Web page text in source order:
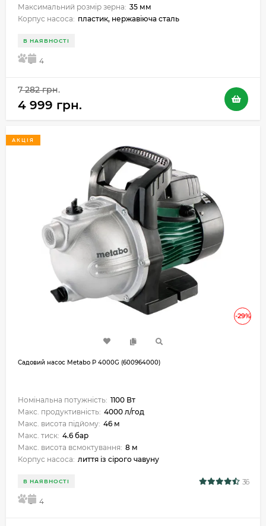
Максимальний розмір зерна: 35 мм
Корпус насоса: пластик, нержавіюча сталь
В НАЯВНОСТІ
5 4
7 282 грн.
4 999 грн.
-29%
АКЦІЯ
Садовий насос Metabo P 4000G (600964000)
Номінальна потужність: 1100 Вт
Макс. продуктивність: 4000 л/год
Макс. висота підйому: 46 м
Макс. тиск: 4.6 бар
Макс. висота всмоктування: 8 м
Корпус насоса: лиття із сірого чавуну
В НАЯВНОСТІ 36
5 4